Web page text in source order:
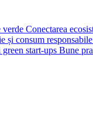
verde Conectarea
și consum responsabile
start-ups Bune